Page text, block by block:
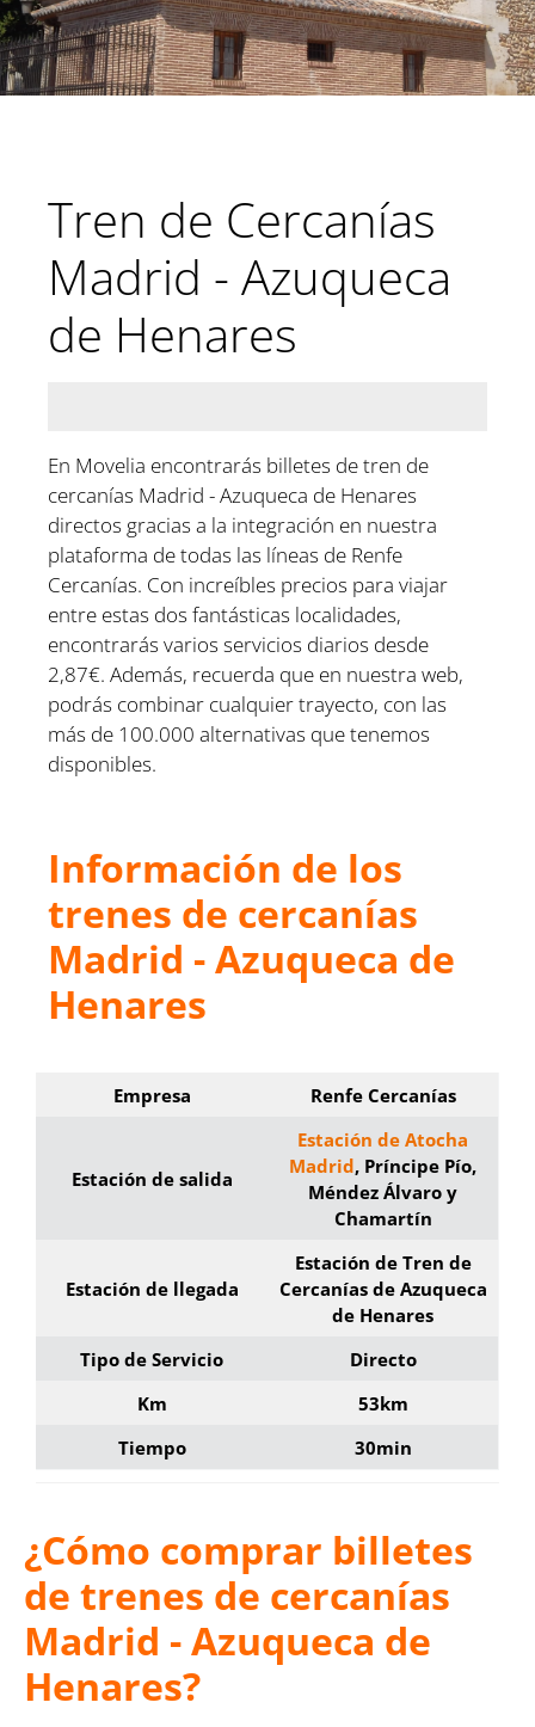
Tren de Cercanías
Madrid - Azuqueca
de Henares
En Movelia encontrarás billetes de tren de
cercanías Madrid - Azuqueca de Henares
directos gracias a la integración en nuestra
plataforma de todas las líneas de Renfe
Cercanías. Con increíbles precios para viajar
entre estas dos fantásticas localidades,
encontrarás varios servicios diarios desde
2,87€. Además, recuerda que en nuestra web,
podrás combinar cualquier trayecto, con las
más de 100.000 alternativas que tenemos
disponibles.
Información de los
trenes de cercanías
Madrid - Azuqueca de
Henares
Empresa Renfe Cercanías
Estación de salida
Estación de Atocha
Madrid, Príncipe Pío,
Méndez Álvaro y
Chamartín
Estación de llegada
Estación de Tren de
Cercanías de Azuqueca
de Henares
Tipo de Servicio
Directo
Km
53km
Tiempo
30min
¿Cómo comprar billetes
de trenes de cercanías
Madrid - Azuqueca de
Henares?